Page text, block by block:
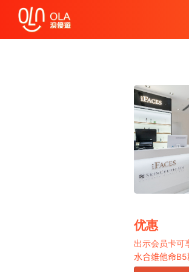
查看`我的优惠记录`
优惠
出示会员卡可
水合维他命B5